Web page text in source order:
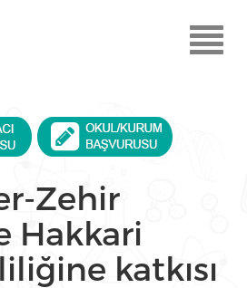
Menu
Aç
Zehir
Hakkari
katkısı